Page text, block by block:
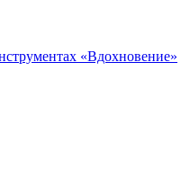
«Вдохновение»